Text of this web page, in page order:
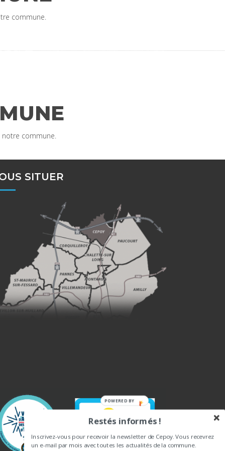
commune.
notre commune.
SITUER
Restés informés !
Inscrivez-vous pour recevoir la newsletter de Cepoy. Vous recevrez
un e-mail par mois avec toutes les actualités de la commune.
POWERED BY